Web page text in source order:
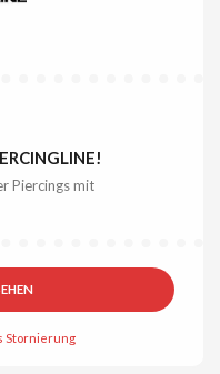
Piercings mit
Stornierung